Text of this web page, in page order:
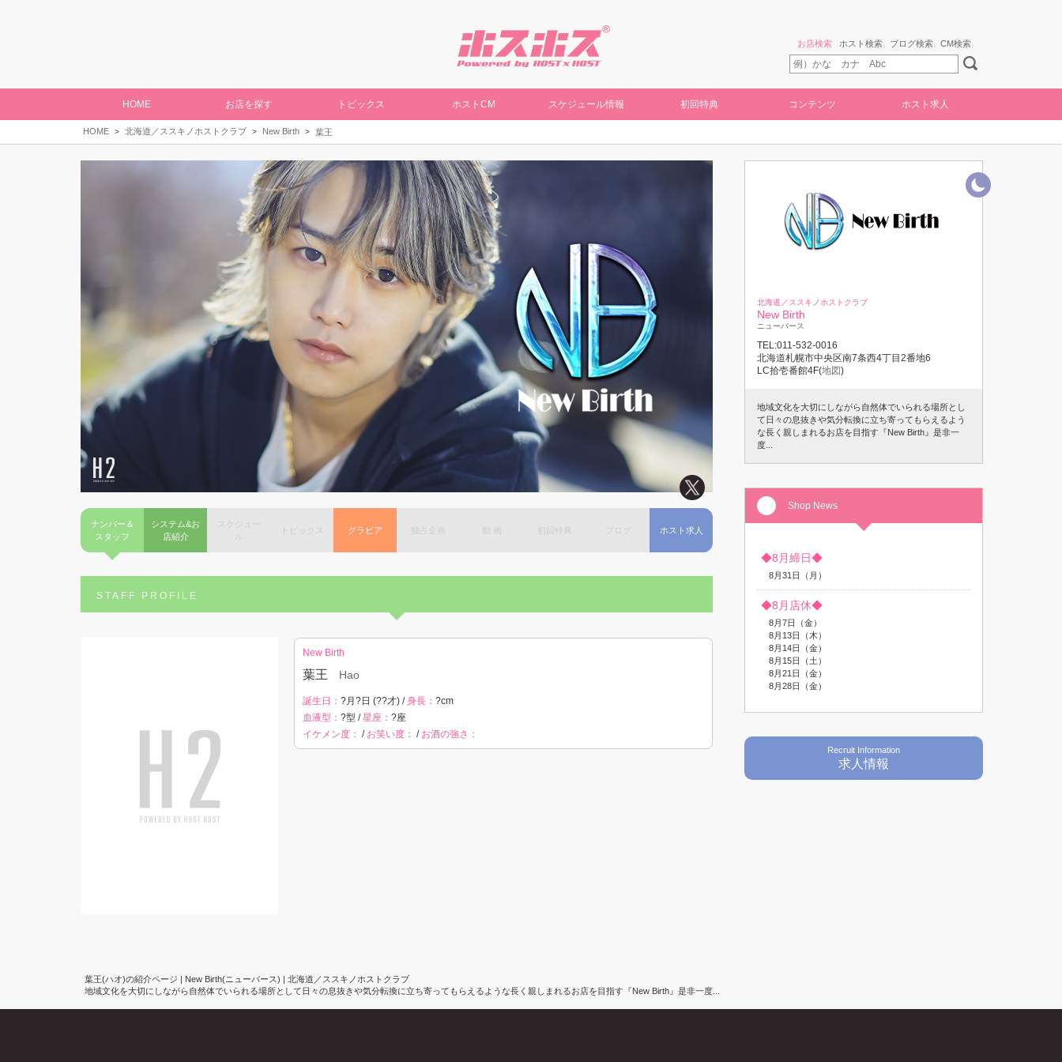
お店検索 ホスト検索 ブログ検索 CM検索
HOME お店を探す トピックス ホストCM スケジュール情報 初回特典 コンテンツ ホスト求人
HOME 北海道／ススキノホストクラブ New Birth 葉王
ナンバー＆
スタッフ
システム&お
店紹介
スケジュー
トピックス グラビア 独占企画 初回特典 ブログ ホスト求人
STAFF PROFILE
New Birth
葉王 Hao
誕生日： ?月?日 (??才) /身長： ?cm
血液型： ?型 /星座： ?座
イケメン度： / お笑い度： / お酒の強さ：
北海道／ススキノホストクラブ
New Birth
ニューバース
TEL:011-532-0016
北海道札幌市中央区南7条西4丁目2番地6
LC拾壱番館4F(地図)
地域文化を大切にしながら自然体でいられる場所とし
て日々の息抜きや気分転換に立ち寄ってもらえるよう
な長く親しまれるお店を目指す『New Birth』是非一
度...
Shop News
◆8月締日◆
8月31日（月）
◆8月店休◆
8月7日（金）
8月13日（木）
8月14日（金）
8月15日（土）
8月21日（金）
8月28日（金）
Recruit Information
求人情報
葉王(ハオ)の紹介ページ | New Birth(ニューバース) | 北海道／ススキノホストクラブ
地域文化を大切にしながら自然体でいられる場所として日々の息抜きや気分転換に立ち寄ってもらえるような長く親しまれるお店を目指す『New Birth』是非一度...